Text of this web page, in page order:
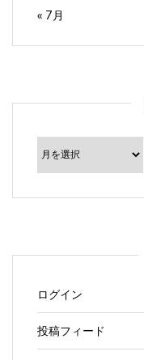
« 7月
ア
カ
ログイン
投稿フィード